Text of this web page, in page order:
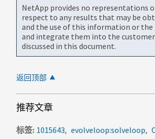
NetApp provides no representations
respect to any results that may be
and the use of this information or
and integrate them into the
discussed in this document.
返回顶部
推荐文章
标签 1015643 evolveloop:solveloop